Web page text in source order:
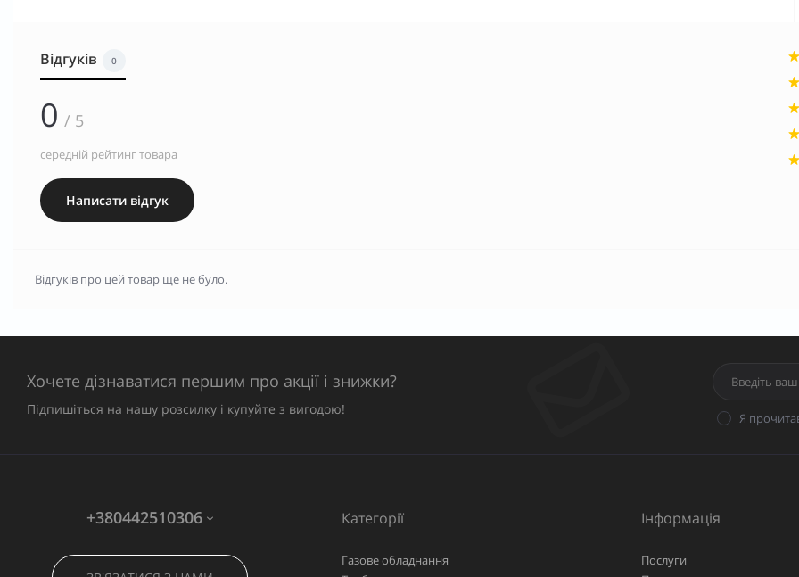
Відгуків 0
0 / 5
середній рейтинг товара
Написати відгук
Відгуків про цей товар ще не було.
Хочете дізнаватися першим про акції і знижки?
Підпишіться на нашу розсилку і купуйте з вигодою!
Я
+380442510306 Категорії
Газове обладнання
Інформація
Послуги